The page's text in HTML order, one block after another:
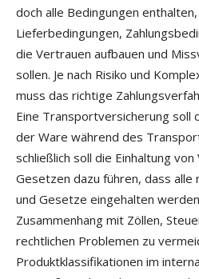
doch alle Bedingungen
Lieferbedingungen,
die Vertrauen aufbauen und
sollen. Je nach Risiko und
muss das richtige
Eine Transportversicherung soll
der Ware während des
schließlich soll die Einhaltung
Gesetzen dazu führen, dass
und Gesetze eingehalten
Zusammenhang mit Zöllen,
rechtlichen Problemen zu
Produktklassifikationen im